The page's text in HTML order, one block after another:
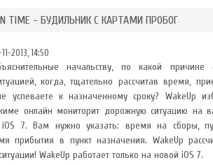
IN TIME - БУДИЛЬНИК С КАРТАМИ ПРОБОГ
2013, 14:50
начальству, по какой
когда, тщательно рассчитав время,
успеваете к назначенному сроку? WakeUp
онлайн мониторит дорожную ситуацию на
7. Вам нужно указать: время на сборы,
прибытия в пункт назначения. WakeUp
WakeUp работает только на новой iOS 7.